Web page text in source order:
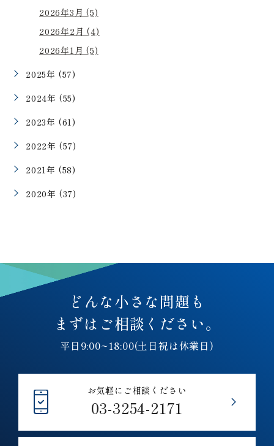
2026年3月 (5)
2026年2月 (4)
2026年1月 (5)
2025年 (57)
2024年 (55)
2023年 (61)
2022年 (57)
2021年 (58)
2020年 (37)
どんな小さな問題も
まずはご相談ください。
平日9:00~18:00(土日祝は休業日)
お気軽にご相談ください
03-3254-2171